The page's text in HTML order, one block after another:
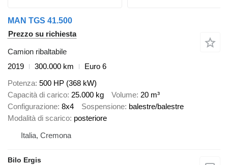
MAN TGS 41.500
Prezzo su richiesta
Camion ribaltabile
2019
300.000 km
Euro 6
Potenza 500 HP (368 kW)
Capacità di carico 25.000 kg Volume 20 m³
Configurazione 8x4 Sospensione balestre/balestre
Modalità di scarico posteriore
Italia, Cremona
Bilo Ergis